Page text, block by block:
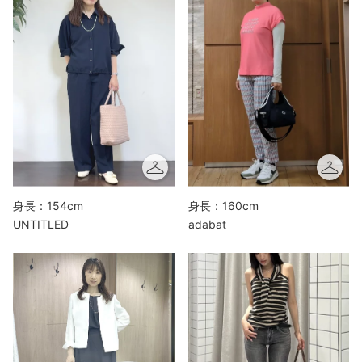
身長：154cm
UNTITLED
身長：160cm
adabat